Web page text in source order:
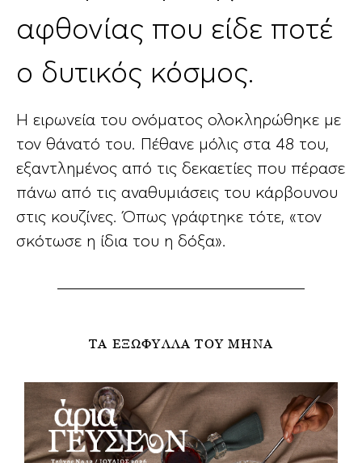
αφθονίας που είδε ποτέ
ο δυτικός κόσμος.
Η ειρωνεία του ονόματος ολοκληρώθηκε με
τον θάνατό του. Πέθανε μόλις στα 48 του,
εξαντλημένος από τις δεκαετίες που πέρασε
πάνω από τις αναθυμιάσεις του κάρβουνου
στις κουζίνες. Όπως γράφτηκε τότε, «τον
σκότωσε η ίδια του η δόξα».
ΤΑ ΕΞΩΦΥΛΛΑ ΤΟΥ ΜΗΝΑ